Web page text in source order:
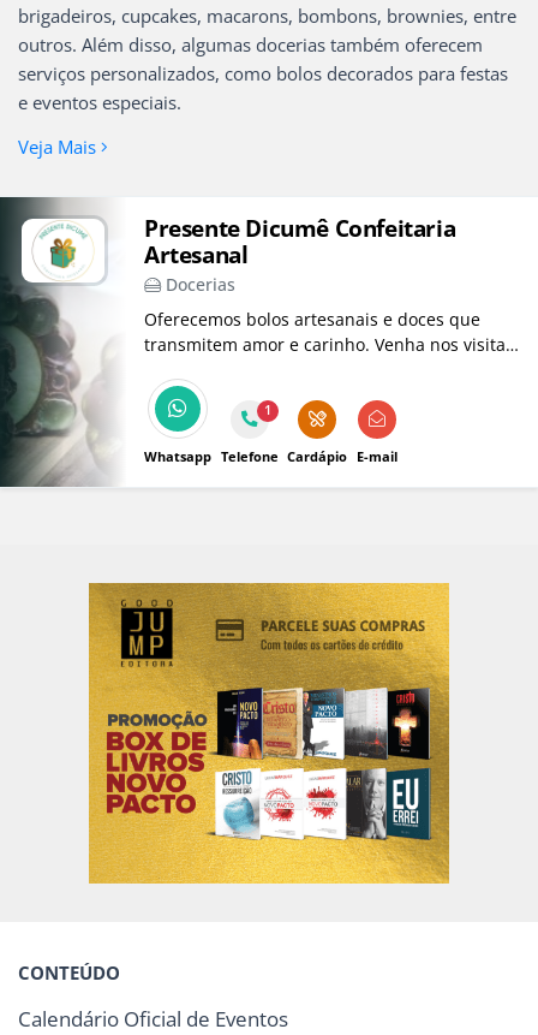
brigadeiros, cupcakes, macarons, bombons, brownies, entre
outros. Além disso, algumas docerias também oferecem
serviços personalizados, como bolos decorados para festas
e eventos especiais.
Veja Mais
Presente Dicumê Confeitaria
Artesanal
Docerias
Oferecemos bolos artesanais e doces que
transmitem amor e carinho. Venha nos visitar
momentos ainda mais especiais!
Whatsapp
1
Telefone Cardápio E-mail
CONTEÚDO
Calendário Oficial de Eventos